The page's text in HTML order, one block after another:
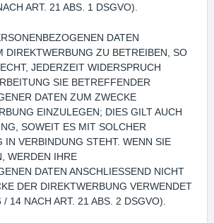
ART. 21 ABS. 1 DSGVO).
DATEN
DIREKTWERBUNG ZU BETREIBEN, SO
JEDERZEIT WIDERSPRUCH
SIE BETREFFENDER
DATEN ZUM ZWECKE
EINZULEGEN; DIES GILT AUCH
SOWEIT ES MIT SOLCHER
IN VERBINDUNG STEHT. WENN SIE
WERDEN IHRE
DATEN ANSCHLIESSEND NICHT
DER DIREKTWERBUNG VERWENDET
14 NACH ART. 21 ABS. 2 DSGVO).